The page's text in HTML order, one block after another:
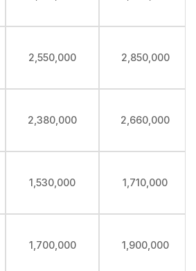
2,550,000 2,850,000
2,380,000 2,660,000
1,530,000 1,710,000
1,700,000 1,900,000